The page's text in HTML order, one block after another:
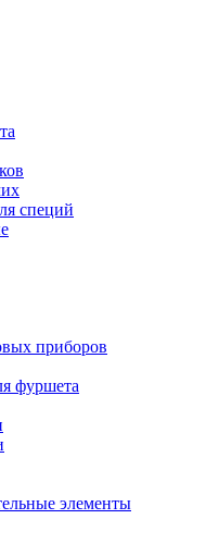
специй
приборов
фуршета
элементы